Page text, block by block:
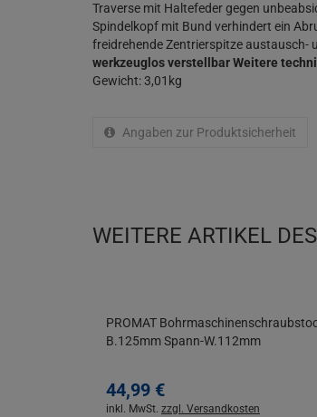
Traverse mit Haltefeder gegen
Spindelkopf mit Bund verhindert ein
freidrehende Zentrierspitze austausch-
werkzeuglos verstellbarWeitere
Gewicht: 3,01kg
Angaben zur Produktsicherheit
WEITERE ARTIKEL
PROMAT
B.125mm Spann-W.112mm
44,99 €
inkl. MwSt. zzgl. Versandkosten